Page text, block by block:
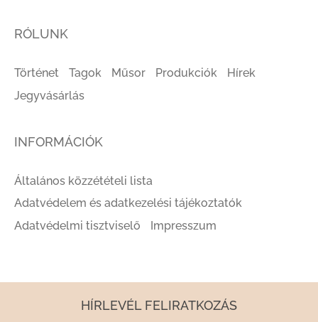
RÓLUNK
Történet Tagok Műsor Produkciók
Hírek
Jegyvásárlás
INFORMÁCIÓK
Általános közzétételi lista
Adatvédelem és adatkezelési tájékoztatók
Adatvédelmi tisztviselő
Impresszum
HÍRLEVÉL FELIRATKOZÁS